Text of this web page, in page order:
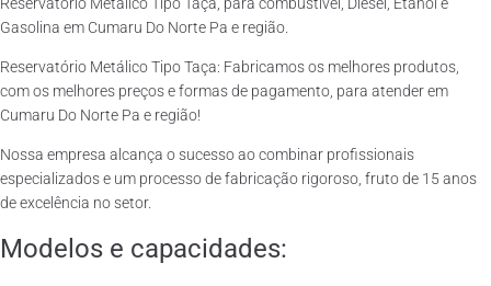
Gasolina em Cumaru Do Norte Pa e região.
Reservatório Metálico Tipo Taça: Fabricamos os melhores produtos,
com os melhores preços e formas de pagamento, para atender em
Cumaru Do Norte Pa e região!
Nossa empresa alcança o sucesso ao combinar profissionais
especializados e um processo de fabricação rigoroso, fruto de 15 anos
de excelência no setor.
Modelos e capacidades: